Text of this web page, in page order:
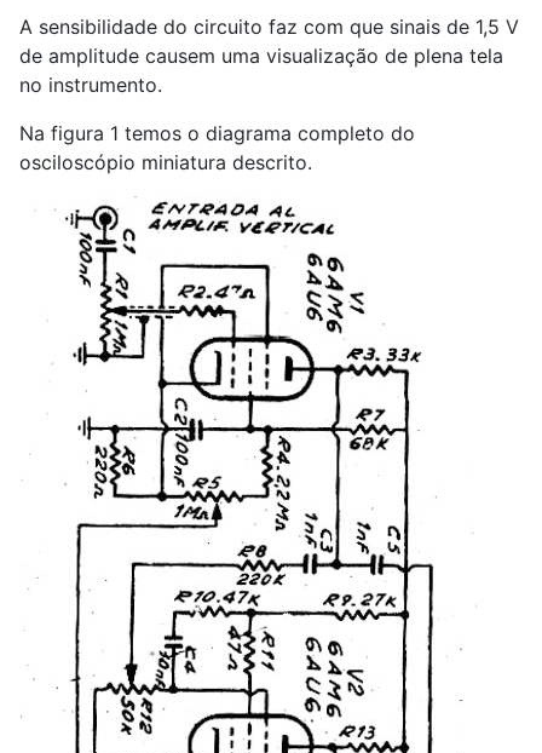
A sensibilidade do circuito faz com que sinais de 1,5 V
de amplitude causem uma visualização de plena tela
no instrumento.
Na figura 1 temos o diagrama completo do
osciloscópio miniatura descrito.